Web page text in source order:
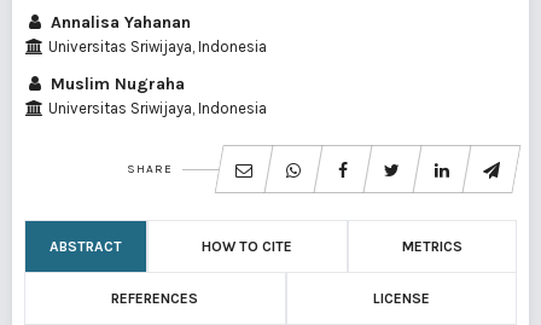
Annalisa Yahanan
Universitas Sriwijaya, Indonesia
Muslim Nugraha
Universitas Sriwijaya, Indonesia
SHARE
ABSTRACT HOW TO CITE METRICS
REFERENCES LICENSE